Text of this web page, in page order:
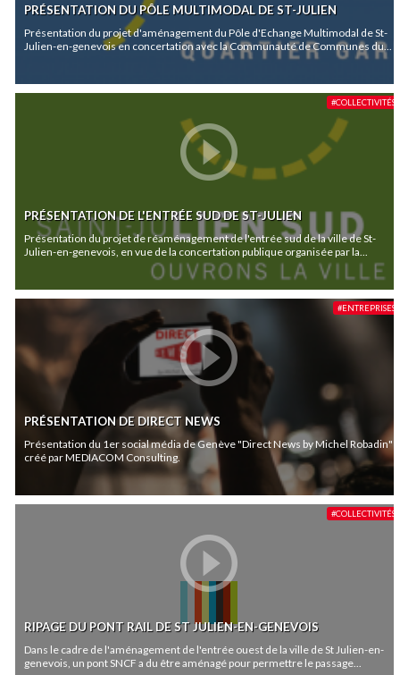
PRÉSENTATION DU PÔLE MULTIMODAL DE ST-JULIEN
Présentation du projet d'aménagement du Pôle d'Echange Multimodal de St-
Julien-en-genevois en concertation avec la Communauté de Communes du...
PRÉSENTATION DE L'ENTRÉE SUD DE ST-JULIEN
Présentation du projet de réaménagement de l'entrée sud de la ville de St-
Julien-en-genevois, en vue de la concertation publique organisée par la...
#COLLECTIVITÉS
PRÉSENTATION DE DIRECT NEWS
Présentation du 1er social média de Genève "Direct News by Michel Robadin"
créé par MEDIACOM Consulting.
#ENTREPRISES
RIPAGE DU PONT RAIL DE ST JULIEN-EN-GENEVOIS
Dans le cadre de l'aménagement de l'entrée ouest de la ville de St Julien-en-
genevois, un pont SNCF a du être aménagé pour permettre le passage...
#COLLECTIVITÉS